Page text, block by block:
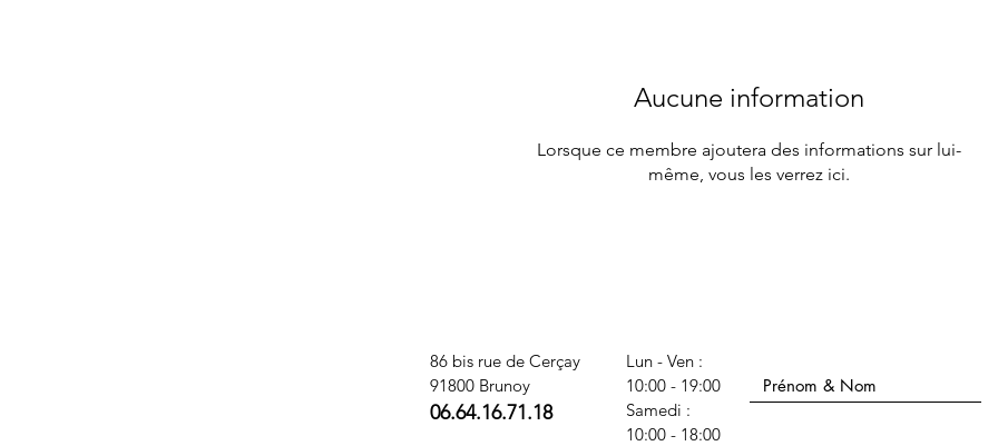
Aucune information
Lorsque ce membre ajoutera des informations sur lui-
même, vous les verrez ici.
86 bis rue de Cerçay
91800 Brunoy
06.64.16.71.18
Lun - Ven :
10:00 - 19:00
​​Samedi :
10:00 - 18:00